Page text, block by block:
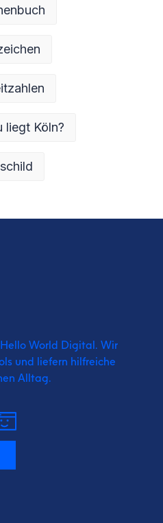
liegt Köln?
World Digital. Wir
und liefern hilfreiche
Alltag.